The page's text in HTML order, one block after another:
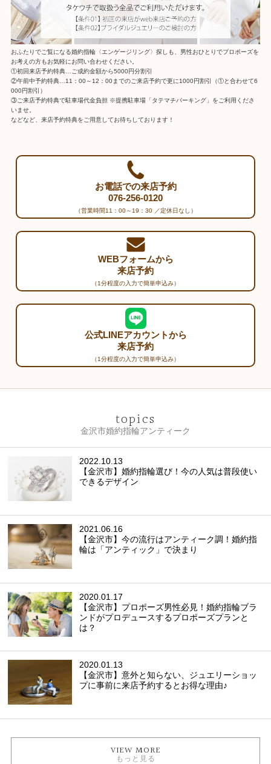
おふたりでご覧になる婚約指輪〈エンゲージリング〉探しも、男性おひとりでプロポーズを
お考えの方もお気軽にお問い合わせください。
①初回来店予約特典…ご成約金額から5000円分割引
②午前中予約特典…11：00～12：00までのご来店予約で更に1000円割引（①と合わせて6
000円割引）
③ご来店予約特典で駐車場代金負担 ※提携駐車場「タテマチパーキング」をご利用くださ
いませ。
などなど、来店予約特典をご用意してお待ちしております！
お電話での来店予約
076-256-0120
（営業時間11：00～19：30 ／定休日なし）
WEBフォームから
来店予約
（1分程度の入力で簡単申込み）
公式LINEアカウントから
来店予約
（1分程度の入力で簡単申込み）
topics
金沢市婚約指輪アンティーク
2022.10.13
【金沢市】婚約指輪選び！今の人気は普段使い
できるデザイン
2021.06.16
【金沢市】今の流行はアンティーク調！婚約指
輪は「アンティック」で決まり
2020.01.17
【金沢市】プロポーズ男性必見！婚約指輪ブラ
ンドがプロデュースするプロポーズプランと
は？
2020.01.13
【金沢市】意外と知らない、ジュエリーショッ
プに事前に来店予約するとお得な理由♪
VIEW MORE
もっと見る